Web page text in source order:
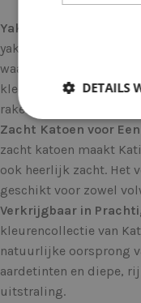
Yakvezels voor
yakvezels geeft dit
waardoor het ideaal is
kledingstukken die je
raken.
Zacht Katoen voor
zacht katoen maakt
ook heerlijk zacht. Het
geschikt voor zowel
Verkrijgbaar in
kleurencollectie van
natuurlijke oorsprong
aardetinten en diepe,
uitstraling.
DETAILS